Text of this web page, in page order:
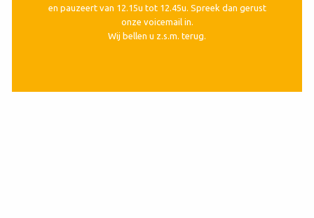
en pauzeert van 12.15u tot 12.45u. Spreek dan gerust
onze voicemail in.
Wij bellen u z.s.m. terug.